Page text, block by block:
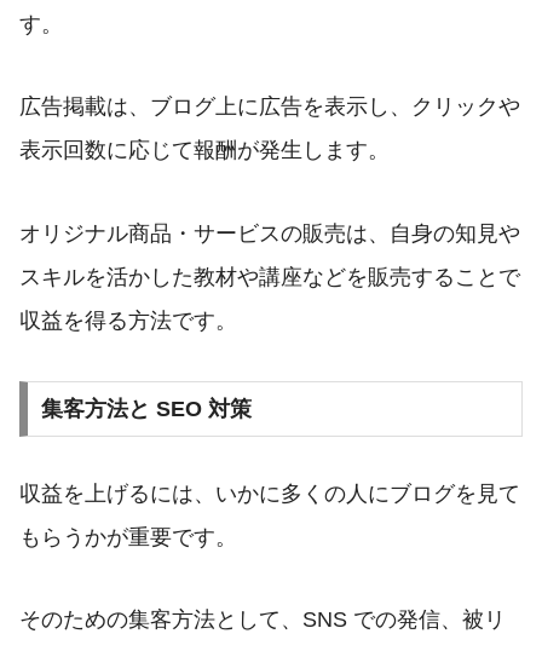
す。
広告掲載は、ブログ上に広告を表示し、クリックや
表示回数に応じて報酬が発生します。
オリジナル商品・サービスの販売は、自身の知見や
スキルを活かした教材や講座などを販売することで
収益を得る方法です。
集客方法と SEO 対策
収益を上げるには、いかに多くの人にブログを見て
もらうかが重要です。
そのための集客方法として、SNS での発信、被リ